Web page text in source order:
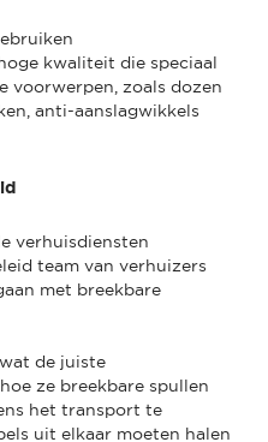
kwaliteit die speciaal
voorwerpen, zoals dozen
anti-aanslagwikkels
verhuisdiensten
team van verhuizers
met breekbare
de juiste
ze breekbare spullen
het transport te
uit elkaar moeten halen